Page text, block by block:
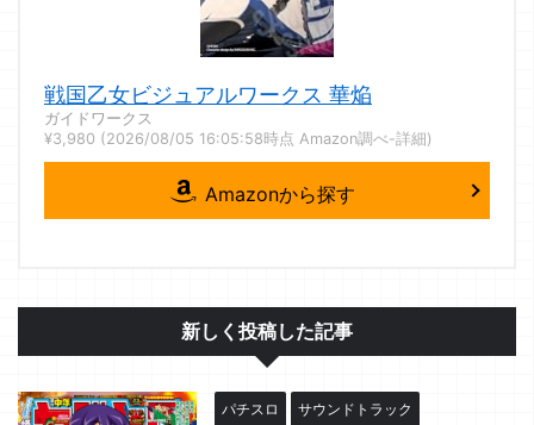
戦国乙女ビジュアルワークス 華焔
ガイドワークス
¥3,980 (2026/08/05 16:05:58時点 Amazon調べ-詳細)
Amazonから探す
新しく投稿した記事
パチスロ サウンドトラック